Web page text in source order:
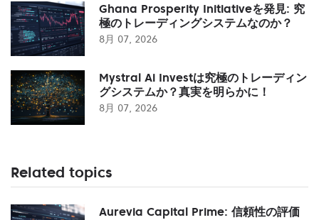
Ghana Prosperity Initiativeを発見: 究
極のトレーディングシステムなのか？
8月 07, 2026
Mystral Ai Investは究極のトレーディン
グシステムか？真実を明らかに！
8月 07, 2026
Related topics
Aurevia Capital Prime: 信頼性の評価